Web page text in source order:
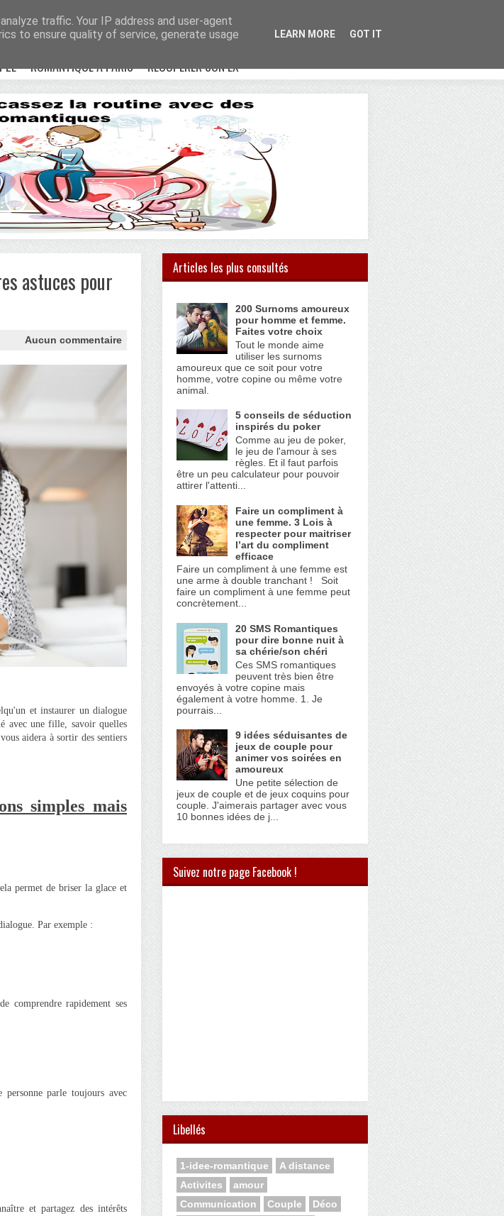
ROMANTIQUE À PARIS RÉCUPÉRER SON EX
astuces pour
Aucun commentaire
et instaurer un dialogue
avec une fille, savoir quelles
aidera à sortir des sentiers
simples mais
permet de briser la glace et
Par exemple :
comprendre rapidement ses
parle toujours avec
et partagez des intérêts
Articles les plus consultés
200 Surnoms amoureux
pour homme et femme.
Faites votre choix
Tout le monde aime
utiliser les surnoms
amoureux que ce soit pour votre
homme, votre copine ou même votre
animal.
5 conseils de séduction
inspirés du poker
Comme au jeu de poker,
le jeu de l'amour à ses
règles. Et il faut parfois
être un peu calculateur pour pouvoir
attirer l'attenti...
Faire un compliment à
une femme. 3 Lois à
respecter pour maitriser
l’art du compliment
efficace
Faire un compliment à une femme est
une arme à double tranchant ! Soit
faire un compliment à une femme peut
concrètement...
20 SMS Romantiques
pour dire bonne nuit à
sa chérie/son chéri
Ces SMS romantiques
peuvent très bien être
envoyés à votre copine mais
également à votre homme. 1. Je
pourrais...
9 idées séduisantes de
jeux de couple pour
animer vos soirées en
amoureux
Une petite sélection de
jeux de couple et de jeux coquins pour
couple. J'aimerais partager avec vous
10 bonnes idées de j...
Suivez notre page Facebook !
Libellés
1-idee-romantique
A distance
Activites
amour
Communication
Couple
Déco
traffic. Your IP address and user-agent
to ensure quality of service, generate usage
LEARN MORE GOT IT